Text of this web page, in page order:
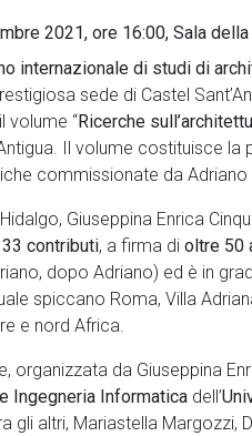
2021, ore 16:00, Sala
internazionale di studi di
sede di Castel
volume “Ricerche
Il volume costituisce
commissionate da Adriano
Giuseppina Enrica
contributi, a firma di oltre 50
dopo Adriano) ed è in
spiccano Roma, Villa
e nord Africa.
organizzata da Giuseppina
Ingegneria Informatica dell’
gli altri, Mariastella Margozzi,